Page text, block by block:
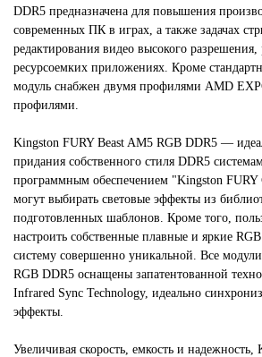
DDR5 предназначена для повышения
современных ПК в играх, а также задачах
редактирования видео высокого
ресурсоемких приложениях. Кроме
модуль снабжен двумя профилями AMD
профилями.
Kingston FURY Beast AM5 RGB DDR5 —
придания собственного стиля DDR5
программным обеспечением "Kingston FURY
могут выбирать световые эффекты из
подготовленных шаблонов. Кроме того,
настроить собственные плавные и яркие
систему совершенно уникальной. Все
RGB DDR5 оснащены запатентованной
Infrared Sync Technology, идеально
эффекты.
Увеличивая скорость, емкость и надежность,